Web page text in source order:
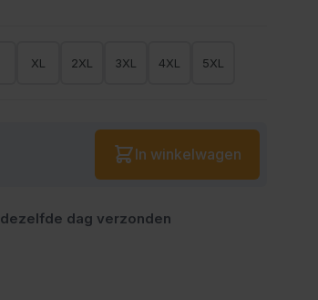
XL 2XL 3XL 4XL 5XL
Aantal
In winkelwagen
dezelfde dag verzonden